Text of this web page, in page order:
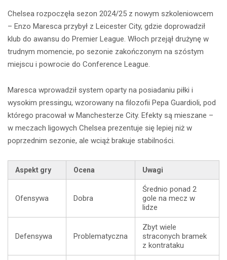
Chelsea rozpoczęła sezon 2024/25 z nowym szkoleniowcem
– Enzo Maresca przybył z Leicester City, gdzie doprowadził
klub do awansu do Premier League. Włoch przejął drużynę w
trudnym momencie, po sezonie zakończonym na szóstym
miejscu i powrocie do Conference League.
Maresca wprowadził system oparty na posiadaniu piłki i
wysokim pressingu, wzorowany na filozofii Pepa Guardioli, pod
którego pracował w Manchesterze City. Efekty są mieszane –
w meczach ligowych Chelsea prezentuje się lepiej niż w
poprzednim sezonie, ale wciąż brakuje stabilności.
Aspekt gry Ocena Uwagi
Ofensywa Dobra
Średnio ponad 2
gole na mecz w
lidze
Defensywa Problematyczna
Zbyt wiele
straconych bramek
z kontrataku